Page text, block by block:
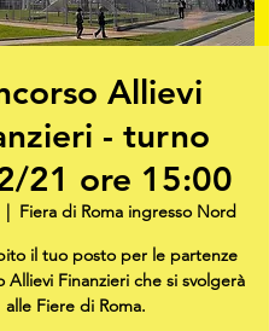
Allievi
- turno
21 ore 15:00
|
Fiera di Roma ingresso Nord
il tuo posto per le partenze
Allievi Finanzieri che si svolgerà
alle Fiere di Roma.